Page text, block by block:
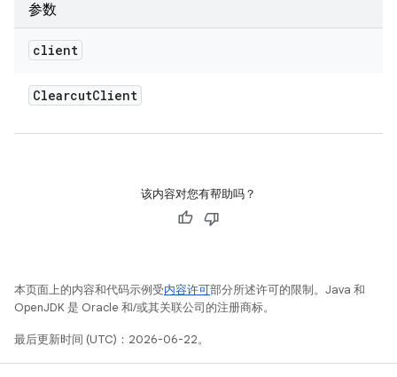
参数
client
ClearcutClient
该内容对您有帮助吗？
本页面上的内容和代码示例受内容许可部分所述许可的限制。Java 和
OpenJDK 是 Oracle 和/或其关联公司的注册商标。
最后更新时间 (UTC)：2026-06-22。